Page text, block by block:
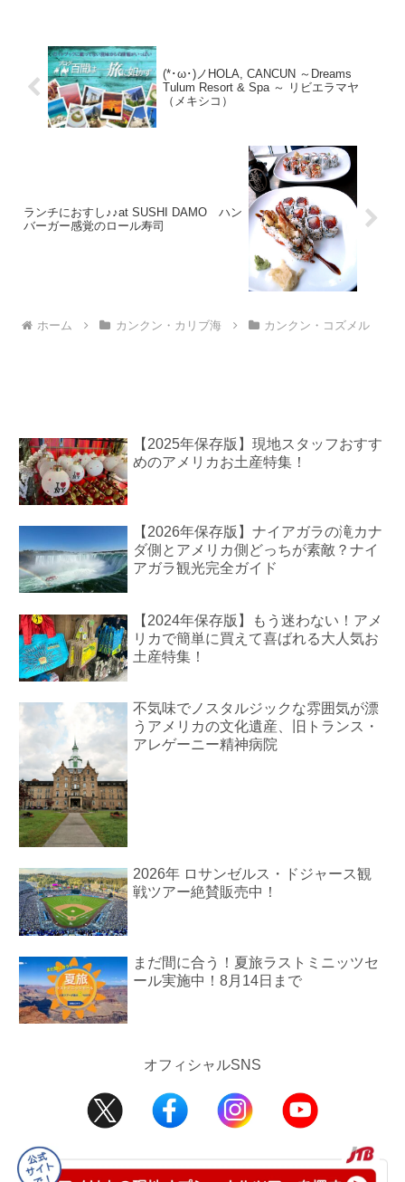
(*･ω･)ノHOLA, CANCUN ～Dreams
Tulum Resort & Spa ～ リビエラマヤ
（メキシコ）
ランチにおすし♪♪at SUSHI DAMO ハン
バーガー感覚のロール寿司
ホーム カンクン・カリブ海 カンクン・コズメル
【2025年保存版】現地スタッフおすす
めのアメリカお土産特集！
【2026年保存版】ナイアガラの滝カナ
ダ側とアメリカ側どっちが素敵？ナイ
アガラ観光完全ガイド
【2024年保存版】もう迷わない！アメ
リカで簡単に買えて喜ばれる大人気お
土産特集！
不気味でノスタルジックな雰囲気が漂
うアメリカの文化遺産、旧トランス・
アレゲーニー精神病院
2026年 ロサンゼルス・ドジャース観
戦ツアー絶賛販売中！
まだ間に合う！夏旅ラストミニッツセ
ール実施中！8月14日まで
オフィシャルSNS